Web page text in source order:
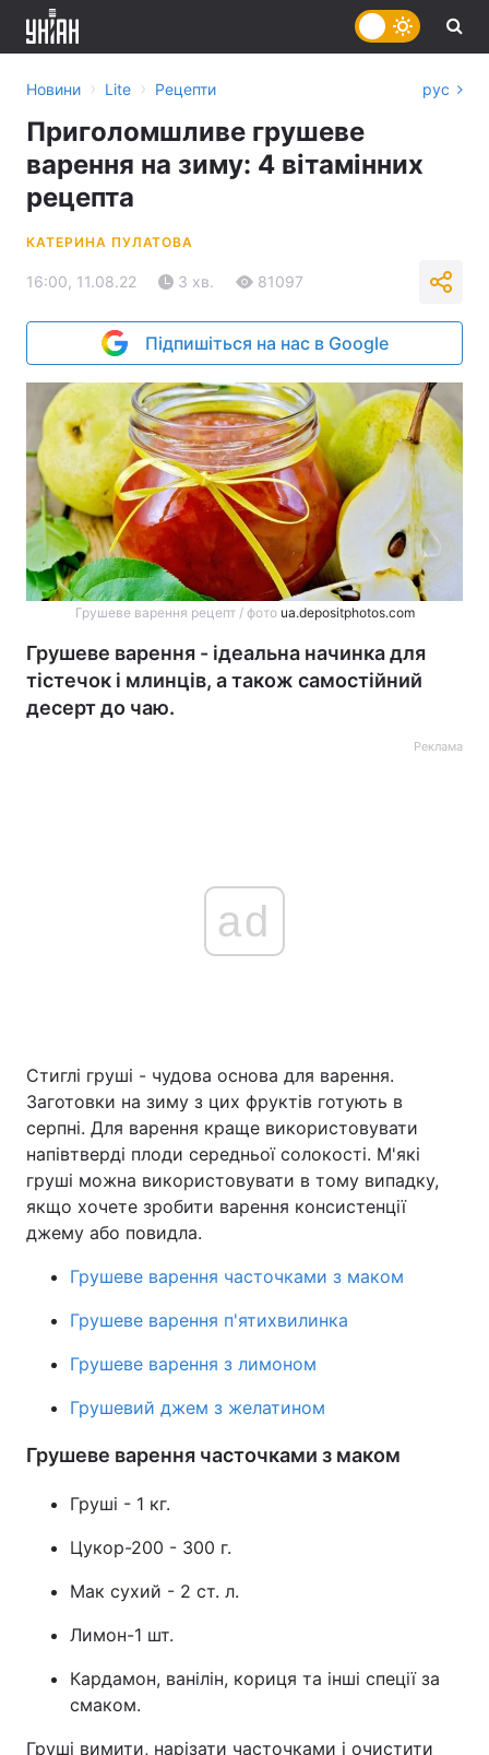
Головна Війна
Україна Політика
Економіка
Спорт Наука
Зброя Інциденти
Здоров'я Туризм
Цікавинки Погода
Екологія Регіони
Лонгріди
Контакти
Новини › Lite › Рецепти рус
Приголомшливе грушеве
варення на зиму: 4 вітамінних
рецепта
КАТЕРИНА ПУЛАТОВА
16:00, 11.08.22 3 хв. 81097
Підпишіться на нас в Google
Грушеве варення рецепт / фото ua.depositphotos.com
Грушеве варення - ідеальна начинка для
тістечок і млинців, а також самостійний
десерт до чаю.
Реклама
ad
Стиглі груші - чудова основа для варення.
Заготовки на зиму з цих фруктів готують в
серпні. Для варення краще використовувати
напівтверді плоди середньої солокості. М'які
груші можна використовувати в тому випадку,
якщо хочете зробити варення консистенції
джему або повидла.
Грушеве варення часточками з маком
Грушеве варення п'ятихвилинка
Грушеве варення з лимоном
Грушевий джем з желатином
Грушеве варення часточками з маком
Груші - 1 кг.
Цукор-200 - 300 г.
Мак сухий - 2 ст. л.
Лимон-1 шт.
Кардамон, ванілін, кориця та інші спеції за
смаком.
Груші вимити, нарізати часточками і очистити